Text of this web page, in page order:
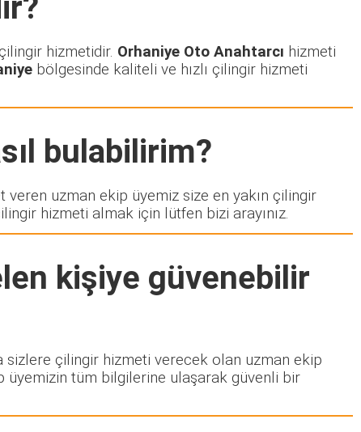
hizmetidir. Orhaniye Oto Anahtarcı hizmeti
bölgesinde kaliteli ve hızlı çilingir hizmeti
bulabilirim?
uzman ekip üyemiz size en yakın çilingir
hizmeti almak için lütfen bizi arayınız.
kişiye güvenebilir
sizlere çilingir hizmeti verecek olan uzman ekip
üyemizin tüm bilgilerine ulaşarak güvenli bir